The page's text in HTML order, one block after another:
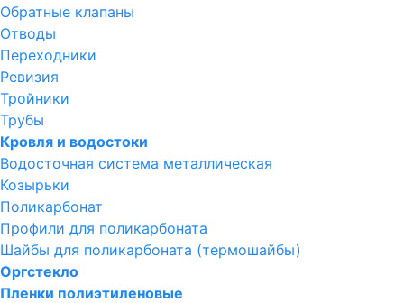
Обратные клапаны
Отводы
Переходники
Ревизия
Тройники
Трубы
Кровля и водостоки
Водосточная система металлическая
Козырьки
Поликарбонат
Профили для поликарбоната
Шайбы для поликарбоната (термошайбы)
Оргстекло
Пленки полиэтиленовые